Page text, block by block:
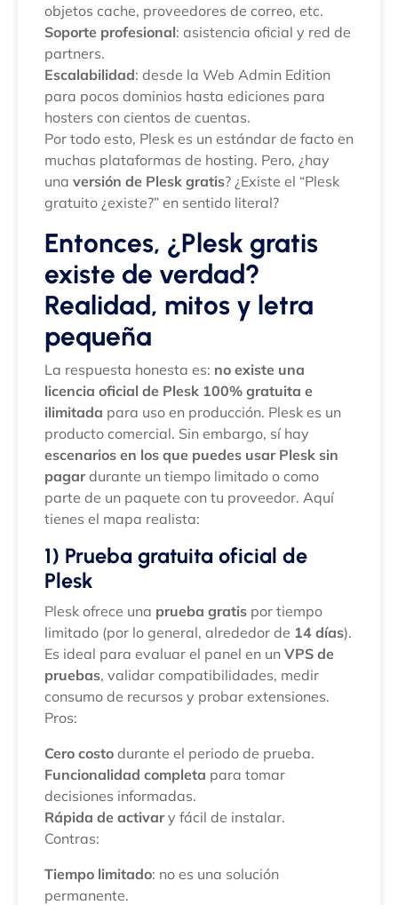
objetos cache, proveedores de correo, etc.
Soporte profesional: asistencia oficial y red de
partners.
Escalabilidad: desde la Web Admin Edition
para pocos dominios hasta ediciones para
hosters con cientos de cuentas.
Por todo esto, Plesk es un estándar de facto en
muchas plataformas de hosting. Pero, ¿hay
una versión de Plesk gratis? ¿Existe el “Plesk
gratuito ¿existe?” en sentido literal?
Entonces, ¿Plesk gratis
existe de verdad?
Realidad, mitos y letra
pequeña
La respuesta honesta es: no existe una
licencia oficial de Plesk 100% gratuita e
ilimitada para uso en producción. Plesk es un
producto comercial. Sin embargo, sí hay
escenarios en los que puedes usar Plesk sin
pagardurante un tiempo limitado o como
parte de un paquete con tu proveedor. Aquí
tienes el mapa realista:
1) Prueba gratuita oficial de
Plesk
Plesk ofrece una prueba gratis por tiempo
limitado (por lo general, alrededor de 14 días).
Es ideal para evaluar el panel en un VPS de
pruebas, validar compatibilidades, medir
consumo de recursos y probar extensiones.
Pros:
Cero costo durante el periodo de prueba.
Funcionalidad completa para tomar
decisiones informadas.
Rápida de activary fácil de instalar.
Contras:
Tiempo limitado: no es una solución
permanente.